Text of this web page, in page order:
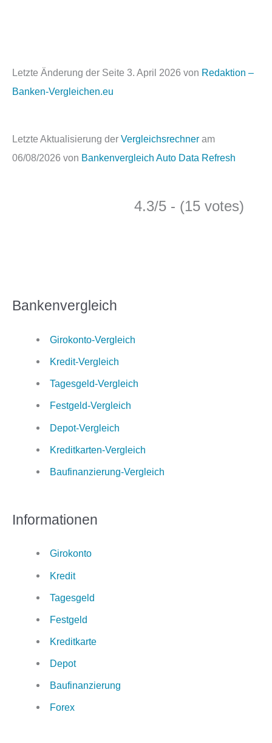
Bankenvergleich
Girokonto-Vergleich
Kredit-Vergleich
Tagesgeld-Vergleich
Festgeld-Vergleich
Depot-Vergleich
Kreditkarten-Vergleich
Baufinanzierung-Vergleich
Informationen
Girokonto
Kredit
Tagesgeld
Festgeld
Kreditkarte
Depot
Baufinanzierung
Forex
Letzte Änderung der Seite 3. April 2026 von Redaktion –
Banken-Vergleichen.eu
Letzte Aktualisierung der Vergleichsrechner am
06/08/2026 von Bankenvergleich Auto Data Refresh
4.3/5 - (15 votes)